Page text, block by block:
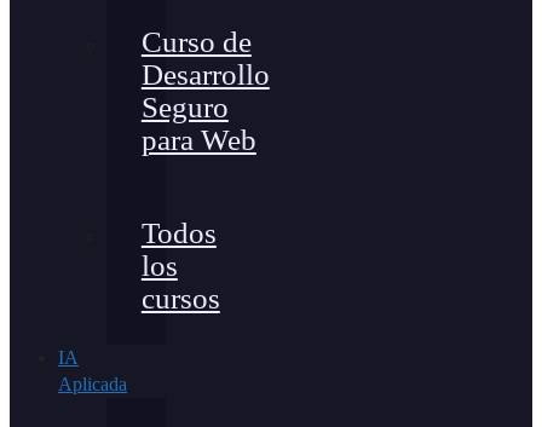
Curso de
Desarrollo
Seguro
para Web
Todos
los
cursos
IA
Aplicada